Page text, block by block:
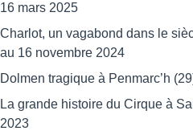
16 mars 2025
Charlot, un vagabond dans le
au 16 novembre 2024
Dolmen tragique à Penmarc’h
La grande histoire du Cirque à
2023